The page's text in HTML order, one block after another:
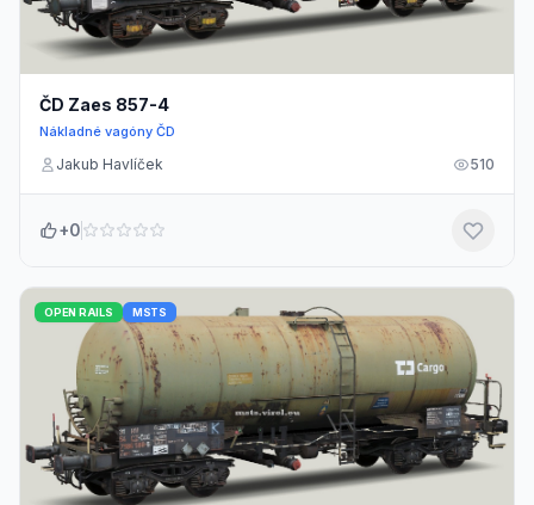
ČD Zaes 857-4
Nákladné vagóny ČD
Jakub Havlíček 510
+0
OPEN RAILS MSTS